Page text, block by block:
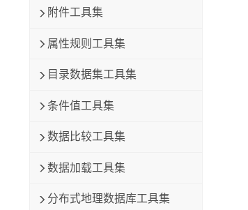
附件工具集
属性规则工具集
目录数据集工具集
条件值工具集
数据比较工具集
数据加载工具集
分布式地理数据库工具集